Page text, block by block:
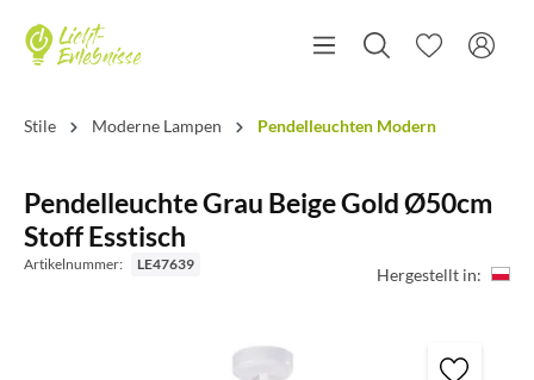
Stile Moderne Lampen Pendelleuchten Modern
Pendelleuchte Grau Beige Gold Ø50cm
Stoff Esstisch
Artikelnummer: LE47639 Hergestellt in: